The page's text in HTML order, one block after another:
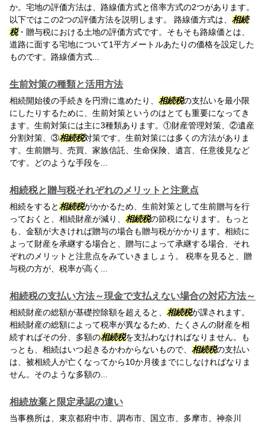
か。宅地の評価方法は、路線価方式と倍率方式の2つがあります。
以下ではこの2つの評価方法を説明します。 路線価方式は、 相続
税・贈与税における土地の評価方式です。そもそも路線価とは、
道路に面する宅地について1平方メートルあたりの価格を設定した
ものです。路線価方式...
生前対策の種類と活用方法
相続開始後の手続きを円滑に進めたり、 相続税の支払いを最小限
にしたりするために、生前対策というのはとても重要になってき
ます。生前対策には主に3種類あります。①財産管理対策、②遺産
分割対策、③相続税対策です。生前対策には多くの方法がありま
す。生前贈与、売買、家族信託、生命保険、遺言、任意後見など
です。どのような手段を...
相続税と贈与税それぞれのメリットと注意点
相続をすると相続税がかかるため、生前対策として生前贈与を行
っておくと、相続財産が減り、 相続税の節税になります。もっと
も、金額が大きければ贈与の場合も贈与税がかかります。相続に
よって財産を承継する場合と、贈与によって承継する場合、それ
ぞれのメリットと注意点をみていきましょう。 税率を見ると、贈
与税の方が、税率が高く...
相続税の支払い方法～現金で支払えない場合の対応方法～
相続財産の総額が基礎控除額を超えると、 相続税が課されます。
相続財産の総額によって税率が異なるため、たくさんの財産を相
続すればその分、多額の相続税を支払わなければなりません。も
っとも、相続はいつ起きるかわからないもので、 相続税の支払い
は、被相続人が亡くなってから10か月後までにしなければなりま
せん。そのような多額の...
相続放棄と限定承認の違い
当事務所は、東京都府中市、調布市、国立市、多摩市、神奈川